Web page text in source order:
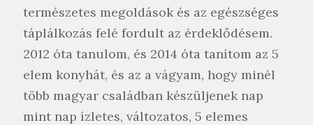
természetes megoldások és az egészséges
táplálkozás felé fordult az érdeklődésem.
2012 óta tanulom, és 2014 óta tanítom az 5
elem konyhát, és az a vágyam, hogy minél
több magyar családban készüljenek nap
mint nap ízletes, változatos, 5 elemes